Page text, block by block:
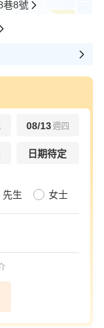
巷8號
08/13週四
日期待定
先生 女士